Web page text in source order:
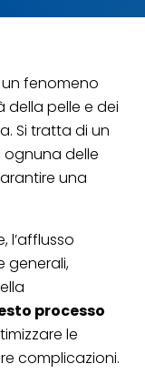
fenomeno
della pelle e dei
Si tratta di un
ognuna delle
una
l’afflusso
generali,
processo
le
complicazioni.